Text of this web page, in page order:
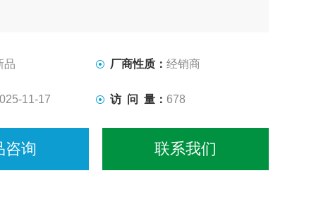
品 厂商性质： 经销商
11-17 访 问 量： 678
咨询 联系我们